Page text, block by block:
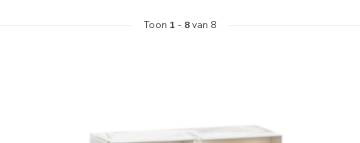
Toon 1 - 8van 8